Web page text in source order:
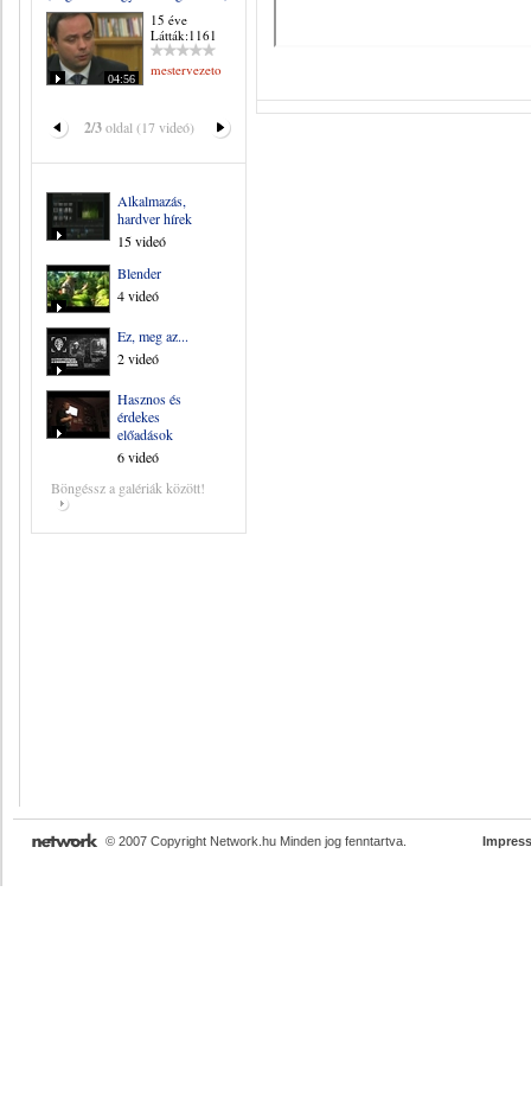
04:56
15 éve
Látták:1161
mestervezeto
2/3oldal (17 videó)
Alkalmazás,
hardver hírek
15 videó
Blender
4 videó
Ez, meg az...
2 videó
Hasznos és
érdekes
előadások
6 videó
Böngéssz a galériák között!
© 2007 Copyright Network.hu Minden jog fenntartva.